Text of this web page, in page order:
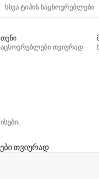
სხვა ტიპის საცხოვრებლები
თვიურად
თვიურად